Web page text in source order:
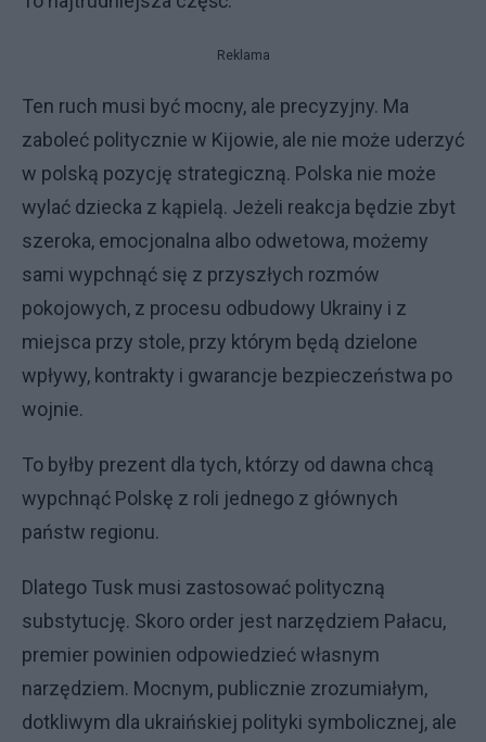
Reklama
Ten ruch musi być mocny, ale precyzyjny. Ma
zaboleć politycznie w Kijowie, ale nie może uderzyć
w polską pozycję strategiczną. Polska nie może
wylać dziecka z kąpielą. Jeżeli reakcja będzie zbyt
szeroka, emocjonalna albo odwetowa, możemy
sami wypchnąć się z przyszłych rozmów
pokojowych, z procesu odbudowy Ukrainy i z
miejsca przy stole, przy którym będą dzielone
wpływy, kontrakty i gwarancje bezpieczeństwa po
wojnie.
To byłby prezent dla tych, którzy od dawna chcą
wypchnąć Polskę z roli jednego z głównych
państw regionu.
Dlatego Tusk musi zastosować polityczną
substytucję. Skoro order jest narzędziem Pałacu,
premier powinien odpowiedzieć własnym
narzędziem. Mocnym, publicznie zrozumiałym,
dotkliwym dla ukraińskiej polityki symbolicznej, ale